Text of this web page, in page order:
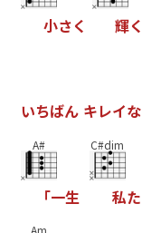
小さく 輝く
いちばん キレイな
A#
｢一生
C#dim
私た
Am